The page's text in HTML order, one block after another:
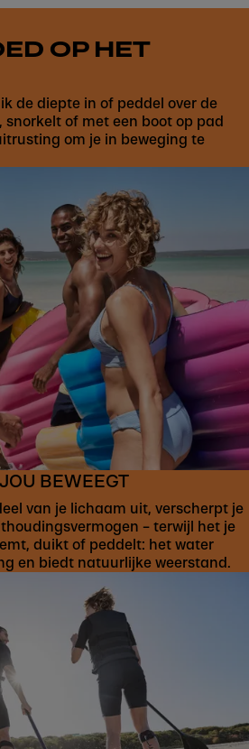
OP HET
de diepte in of peddel over de
snorkelt of met een boot op pad
om je in beweging te
BEWEEGT
van je lichaam uit, verscherpt je
– terwijl het je
duikt of peddelt: het water
en biedt natuurlijke weerstand.